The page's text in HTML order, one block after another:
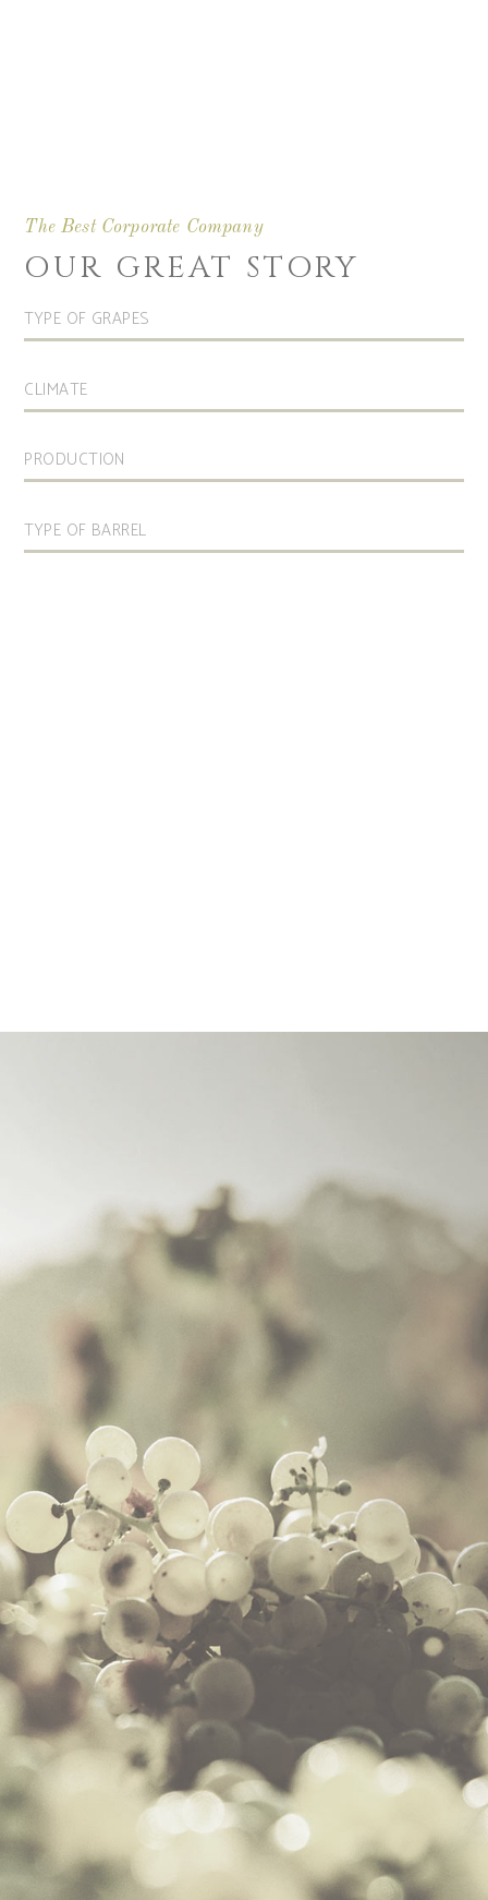
The Best Corporate Company
OUR GREAT STORY
TYPE OF GRAPES
CLIMATE
PRODUCTION
TYPE OF BARREL